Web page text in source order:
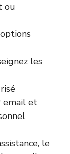
ou
les
email et
le